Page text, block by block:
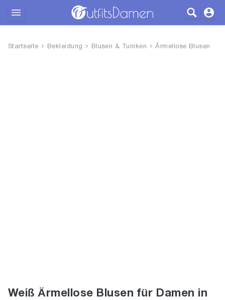
Startseite Bekleidung Blusen & Tuniken Ärmellose Blusen
Weiß Ärmellose Blusen für Damen in